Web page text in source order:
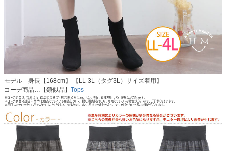
モデル 身長【168cm】 【LL-3L（タグ3L）サイズ着用】
コーデ商品…【類似品】 Tops